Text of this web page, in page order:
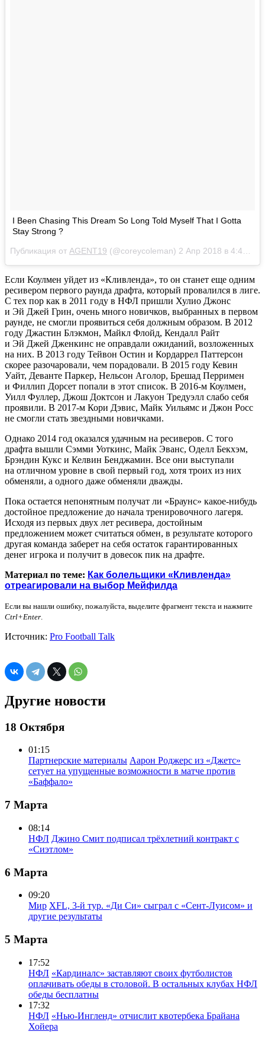
I Been Chasing This Dream So Long Told Myself That I Gotta
Stay Strong ?
Публикация от AGENT19 (@coreycoleman) 2 Апр 2018 в 4:45 PDT
Если Коулмен уйдет из «Кливленда», то он станет еще одним
ресивером первого раунда драфта, который провалился в лиге.
С тех пор как в 2011 году в НФЛ пришли Хулио Джонс
и Эй Джей Грин, очень много новичков, выбранных в первом
раунде, не смогли проявиться себя должным образом. В 2012
году Джастин Блэкмон, Майкл Флойд, Кендалл Райт
и Эй Джей Дженкинс не оправдали ожиданий, возложенных
на них. В 2013 году Тейвон Остин и Кордаррел Паттерсон
скорее разочаровали, чем порадовали. В 2015 году Кевин
Уайт, Деванте Паркер, Нельсон Аголор, Брешад Перримен
и Филлип Дорсет попали в этот список. В 2016-м Коулмен,
Уилл Фуллер, Джош Доктсон и Лакуон Тредуэлл слабо себя
проявили. В 2017-м Кори Дэвис, Майк Уильямс и Джон Росс
не смогли стать звездными новичками.
Однако 2014 год оказался удачным на ресиверов. С того
драфта вышли Сэмми Уоткинс, Майк Эванс, Оделл Бекхэм,
Брэндин Кукс и Келвин Бенджамин. Все они выступали
на отличном уровне в свой первый год, хотя троих из них
обменяли, а одного даже обменяли дважды.
Пока остается непонятным получат ли «Браунс» какое-нибудь
достойное предложение до начала тренировочного лагеря.
Исходя из первых двух лет ресивера, достойным
предложением может считаться обмен, в результате которого
другая команда заберет на себя остаток гарантированных
денег игрока и получит в довесок пик на драфте.
Материал по теме: Как болельщики «Кливленда»
отреагировали на выбор Мейфилда
Если вы нашли ошибку, пожалуйста, выделите фрагмент текста и нажмите
Ctrl+Enter
Источник: Pro Football Talk
Другие новости
18 Октября
01:15
Партнерские материалы Аарон Роджерс из «Джетс»
сетует на упущенные возможности в матче против
«Баффало»
7 Марта
08:14
НФЛ Джино Смит подписал трёхлетний контракт с
«Сиэтлом»
6 Марта
09:20
Мир XFL, 3-й тур. «Ди Си» сыграл с «Сент-Луисом» и
другие результаты
5 Марта
17:52
НФЛ «Кардиналс» заставляют своих футболистов
оплачивать обеды в столовой. В остальных клубах НФЛ
обеды бесплатны
17:32
НФЛ «Нью-Ингленд» отчислит квотербека Брайана
Хойера